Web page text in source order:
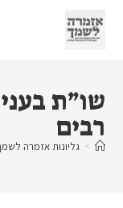
content
שו”ת
רבים
> גליונות אזמרה